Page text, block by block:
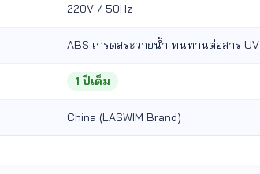
220V / 50Hz
ABS เกรดสระว่ายน้ำ ทนทานต่อสาร UV
1 ปีเต็ม
China (LASWIM Brand)